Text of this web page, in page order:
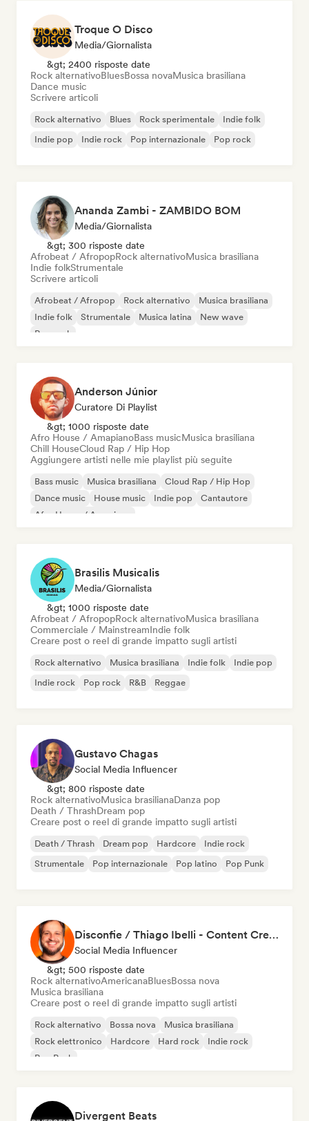
Troque O Disco
Media/Giornalista
&gt; 2400 risposte date
Rock alternativoBluesBossa novaMusica brasiliana
Dance music
Scrivere articoli
Rock alternativo Blues Rock sperimentale
Indie folk
Indie pop
Indie rock Pop internazionale Pop rock
Ananda Zambi - ZAMBIDO BOM
Media/Giornalista
&gt; 300 risposte date
Afrobeat / AfropopRock alternativoMusica brasiliana
Indie folkStrumentale
Scrivere articoli
Afrobeat / Afropop Rock alternativo
Musica brasiliana
Indie folk
Strumentale Musica latina
New wave
Pop rock
Anderson Júnior
Curatore Di Playlist
&gt; 1000 risposte date
Afro House / AmapianoBass musicMusica brasiliana
Chill HouseCloud Rap / Hip Hop
Aggiungere artisti nelle mie playlist più seguite
Bass music Musica brasiliana
Cloud Rap / Hip Hop
Dance music
House music Indie pop
Cantautore
Afro House / Amapiano
Brasilis Musicalis
Media/Giornalista
&gt; 1000 risposte date
Afrobeat / AfropopRock alternativoMusica brasiliana
Commerciale / MainstreamIndie folk
Creare post o reel di grande impatto sugli artisti
Rock alternativo Musica brasiliana Indie folk
Indie pop
Indie rock
Pop rock R&B Reggae
Gustavo Chagas
Social Media Influencer
&gt; 800 risposte date
Rock alternativoMusica brasilianaDanza pop
Death / ThrashDream pop
Creare post o reel di grande impatto sugli artisti
Death / Thrash Dream pop Hardcore
Indie rock
Strumentale
Pop internazionale Pop latino Pop Punk
Disconfie / Thiago Ibelli - Content Creator
Social Media Influencer
&gt; 500 risposte date
Rock alternativoAmericanaBluesBossa nova
Musica brasiliana
Creare post o reel di grande impatto sugli artisti
Rock alternativo Bossa nova
Musica brasiliana
Rock elettronico
Hardcore Hard rock
Indie rock
Pop Punk
Divergent Beats